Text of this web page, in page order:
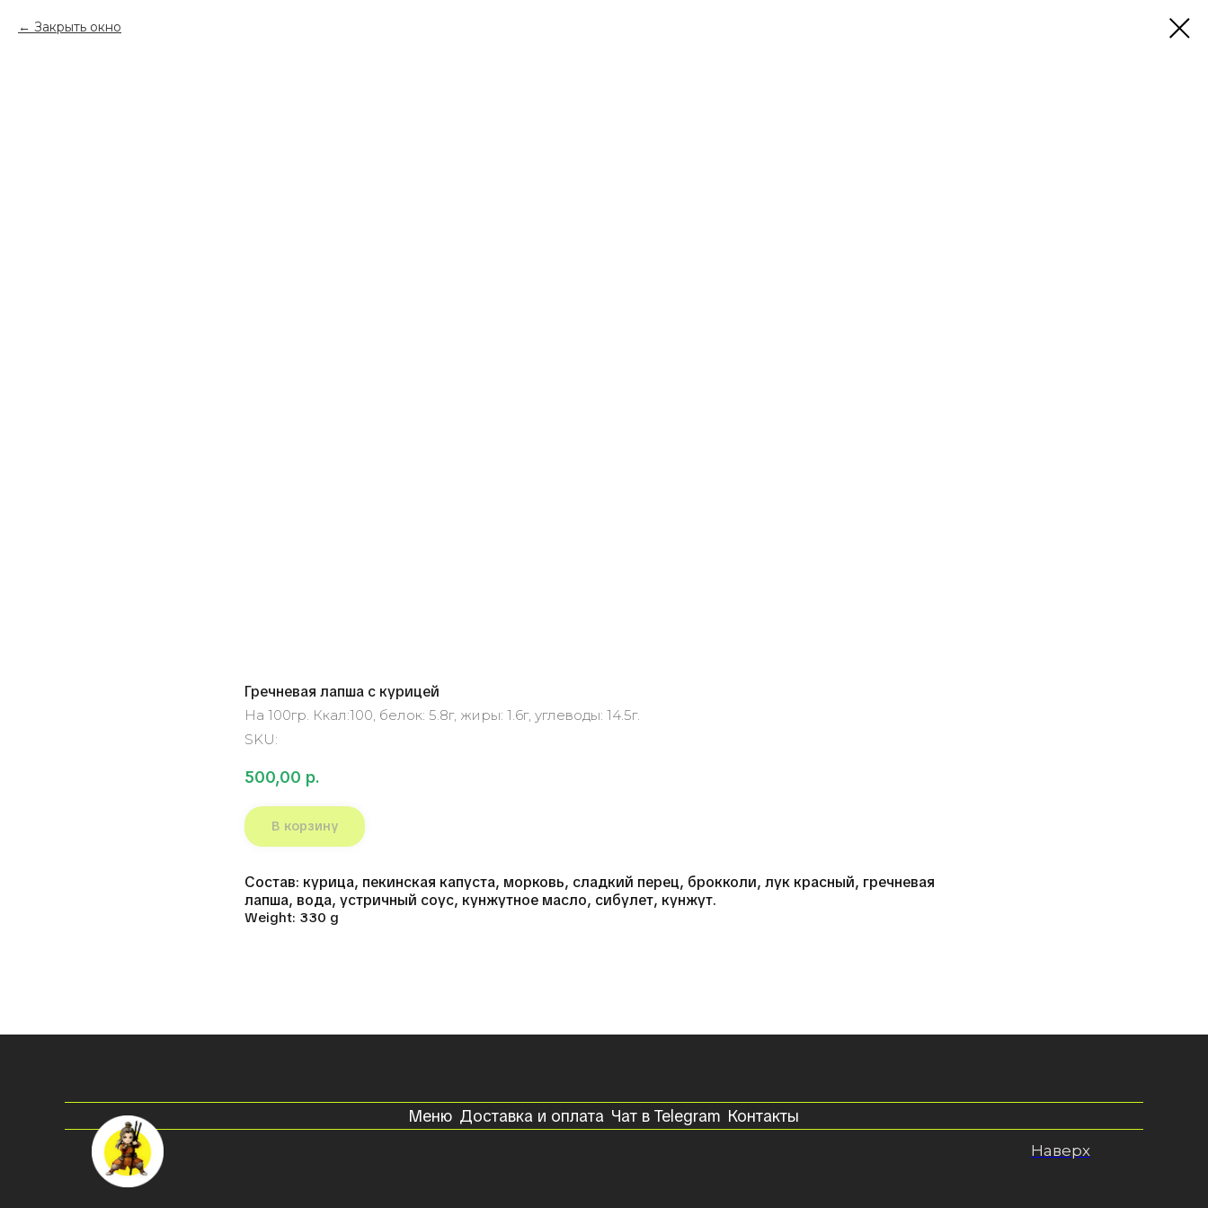
Закрыть окно
Гречневая лапша с курицей
На 100гр. Ккал:100, белок: 5.8г, жиры: 1.6г, углеводы: 14.5г.
SKU:
500,00 р.
В корзину
Состав: курица, пекинская капуста, морковь, сладкий перец, брокколи, лук красный, гречневая
лапша, вода, устричный соус, кунжутное масло, сибулет, кунжут.
Weight: 330 g
Наверх
Меню Доставка и оплата Чат в Telegram Контакты